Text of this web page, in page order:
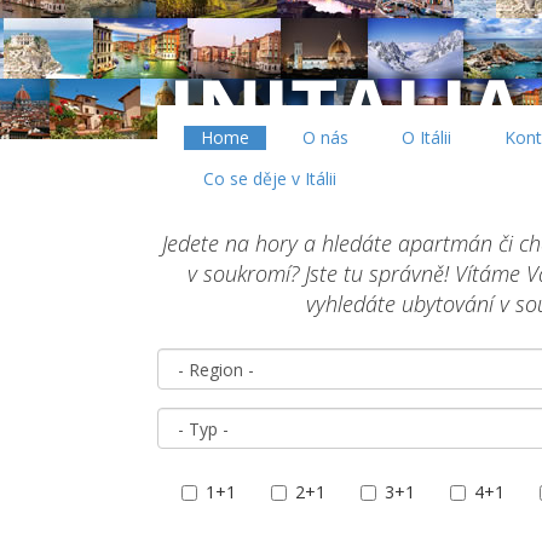
Home O nás O Itálii
Co se děje v Itálii
Jedete na hory a hledáte apartmán či
v soukromí? Jste tu správně! Vítáme
vyhledáte ubytování v
1+1 2+1 3+1 4+1